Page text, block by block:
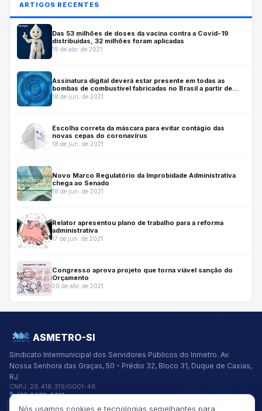
ARTIGOS RECENTES
Das 53 milhões de doses da vacina contra a Covid-19
distribuídas, 32 milhões foram aplicadas
19 de abr. de 2021
Assinatura digital deverá estar presente em todas as
bombas de combustível fabricadas no Brasil a partir de
julho de 2022
18 de jun. de 2021
Escolha correta da máscara para evitar contágio das
novas cepas do coronavírus
18 de jun. de 2021
Novo Marco Regulatório da Improbidade Administrativa
chega ao Senado
18 de jun. de 2021
Relator apresentou plano de trabalho para a reforma
administrativa
17 de jun. de 2021
Congresso aprova projeto que torna viável sanção do
Orçamento
20 de abr. de 2021
ASMETRO-SI
Sindicato Intermunicipal dos Servidores Públicos do Inmetro. Av.
Nossa Senhora das Graças, 50 - Prédio 32, Bloco 31, Duque de Caxias,
RJ
CNPJ: 26.418.319/0001-48
(21) 2679-9741
asmetro@asmetro.org.br
Nós usamos cookies e tecnologias semelhantes para